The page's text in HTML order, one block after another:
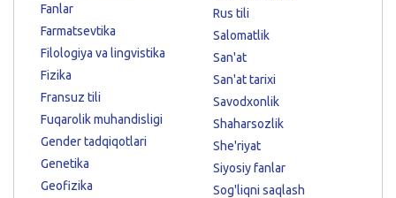
Fanlar
Farmatsevtika
Filologiya va lingvistika
Fizika
Fransuz tili
Fuqarolik muhandisligi
Gender tadqiqotlari
Genetika
Geofizika
Rus tili
Salomatlik
San'at
San'at tarixi
Savodxonlik
Shaharsozlik
She'riyat
Siyosiy fanlar
Sog'liqni saqlash